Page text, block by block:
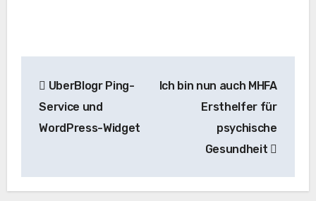
UberBlogr Ping-
Service und
WordPress-Widget
Ich bin nun auch MHFA
Ersthelfer für
psychische
Gesundheit